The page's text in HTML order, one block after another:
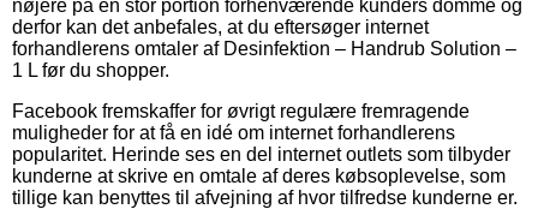
nøjere på en stor portion forhenværende kunders domme og
derfor kan det anbefales, at du eftersøger internet
forhandlerens omtaler af Desinfektion – Handrub Solution –
1 L før du shopper.
Facebook fremskaffer for øvrigt regulære fremragende
muligheder for at få en idé om internet forhandlerens
popularitet. Herinde ses en del internet outlets som tilbyder
kunderne at skrive en omtale af deres købsoplevelse, som
tillige kan benyttes til afvejning af hvor tilfredse kunderne er.